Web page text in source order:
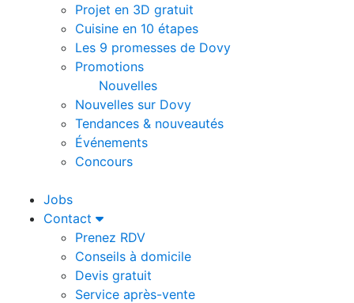
Projet en 3D gratuit
Cuisine en 10 étapes
Les 9 promesses de Dovy
Promotions
Nouvelles
Nouvelles sur Dovy
Tendances & nouveautés
Événements
Concours
Jobs
Contact
Prenez RDV
Conseils à domicile
Devis gratuit
Service après-vente